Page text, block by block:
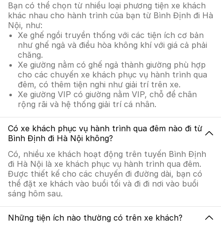
Bạn có thể chọn từ nhiều loại phương tiện xe khách
khác nhau cho hành trình của bạn từ Bình Định đi Hà
Nội, như:
Xe ghế ngồi truyền thống với các tiện ích cơ bản
như ghế ngả và điều hòa không khí với giá cả phải
chăng.
Xe giường nằm có ghế ngả thành giường phù hợp
cho các chuyến xe khách phục vụ hành trình qua
đêm, có thêm tiện nghi như giải trí trên xe.
Xe giường VIP có giường nằm VIP, chỗ để chân
rộng rãi và hệ thống giải trí cá nhân.
Có xe khách phục vụ hành trình qua đêm nào đi từ
Bình Định đi Hà Nội không?
Có, nhiều xe khách hoạt động trên tuyến Bình Định
đi Hà Nội là xe khách phục vụ hành trình qua đêm.
Được thiết kế cho các chuyến đi đường dài, bạn có
thể đặt xe khách vào buổi tối và đi đi nơi vào buổi
sáng hôm sau.
Những tiện ích nào thường có trên xe khách?